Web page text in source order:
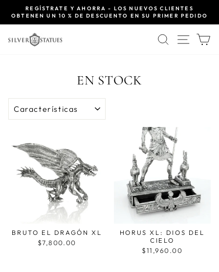
directamente
al
contenido
diapositivas
REGÍSTRATE Y AHORRA - LOS NUEVOS CLIENTES
OBTENEN UN 10 % DE DESCUENTO EN SU PRIMER PEDIDO
BUSCAR
EN STOCK
ORDENAR
BRUTO EL DRAGÓN XL
$7,800.00
HORUS XL: DIOS DEL
CIELO
$11,960.00